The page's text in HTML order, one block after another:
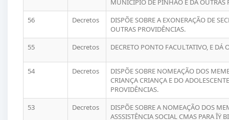
MUNICÍPIO DE PINHÃO E DÁ OUTRAS
56
Decretos
DISPÕE SOBRE A EXONERAÇÃO DE
OUTRAS PROVIDÊNCIAS.
55
Decretos DECRETO PONTO FACULTATIVO, E DÁ
54 Decretos
DISPÕE SOBRE NOMEAÇÃO DOS
CRIANÇA CRIANÇA E DO
PROVIDÊNCIAS.
53
Decretos
DISPÕE SOBRE A NOMEAÇÃO DOS
ASSSISTÊNCIA SOCIAL CMAS PARA ÎŸ